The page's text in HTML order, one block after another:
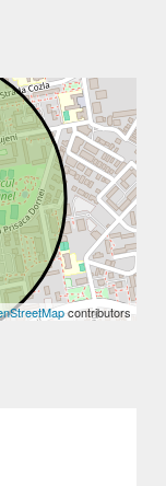
contributors